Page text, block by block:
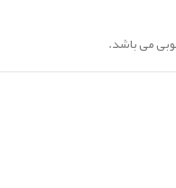
می باشد.